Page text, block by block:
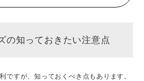
の知っておきたい注意点
ですが、知っておくべき点もあります。